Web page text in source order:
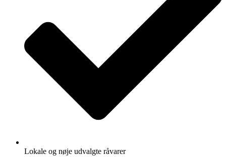
Lokale og nøje udvalgte råvarer